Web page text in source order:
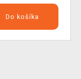
Do košíka